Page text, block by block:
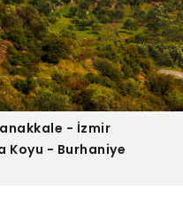
- İzmir
Koyu - Burhaniye